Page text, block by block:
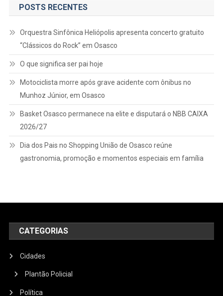
POSTS RECENTES
Orquestra Sinfônica Heliópolis apresenta concerto gratuito
“Clássicos do Rock” em Osasco
O que significa ser pai hoje
Motociclista morre após grave acidente com ônibus no
Munhoz Júnior, em Osasco
Basket Osasco permanece na elite e disputará o NBB CAIXA
2026/27
Dia dos Pais no Shopping União de Osasco reúne
gastronomia, promoção e momentos especiais em família
CATEGORIAS
Cidades
Plantão Policial
Política